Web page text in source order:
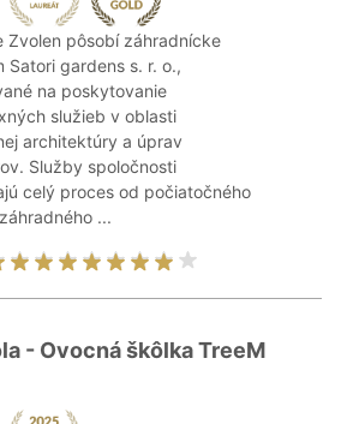
Zvolen pôsobí záhradnícke
Satori gardens s. r. o.,
na poskytovanie
služieb v oblasti
architektúry a úprav
Služby spoločnosti
celý proces od počiatočného
...
- Ovocná škôlka TreeM